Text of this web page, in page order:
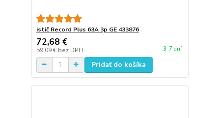
istič Record Plus 63A 3p GE 433876
72,68 €
59,09 € bez DPH 3-7 dní
Pridať do košíka